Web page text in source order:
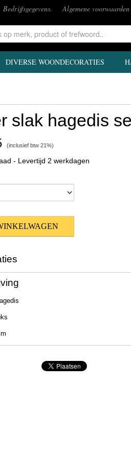
Bedrijfsgegevens. Algemene voorwaarden
DIVERSE WOONDECORATIES
slak hagedis
(inclusief btw 21%)
- Levertijd 2 werkdagen